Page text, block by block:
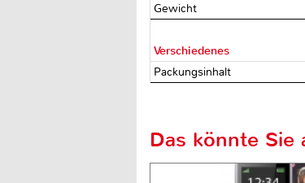
Gewicht
Verschiedenes
Packungsinhalt
Das könnte Sie